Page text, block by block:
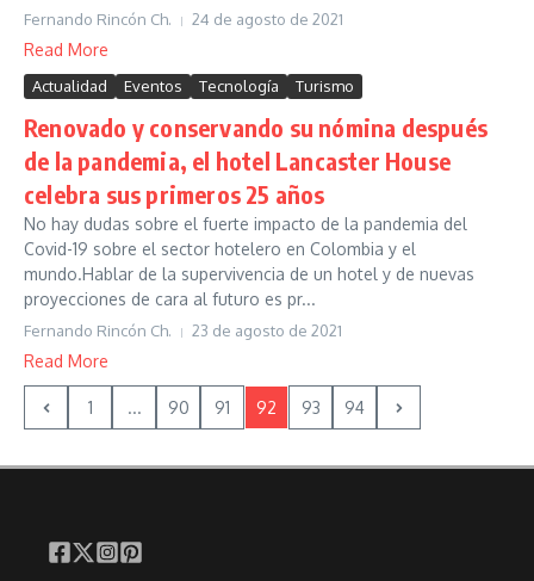
Fernando Rincón Ch. 24 de agosto de 2021
Read More
Actualidad Eventos Tecnología Turismo
Renovado y conservando su nómina después
de la pandemia, el hotel Lancaster House
celebra sus primeros 25 años
No hay dudas sobre el fuerte impacto de la pandemia del
Covid-19 sobre el sector hotelero en Colombia y el
mundo.Hablar de la supervivencia de un hotel y de nuevas
proyecciones de cara al futuro es pr...
Fernando Rincón Ch. 23 de agosto de 2021
Read More
1 ... 90 91 92 93 94